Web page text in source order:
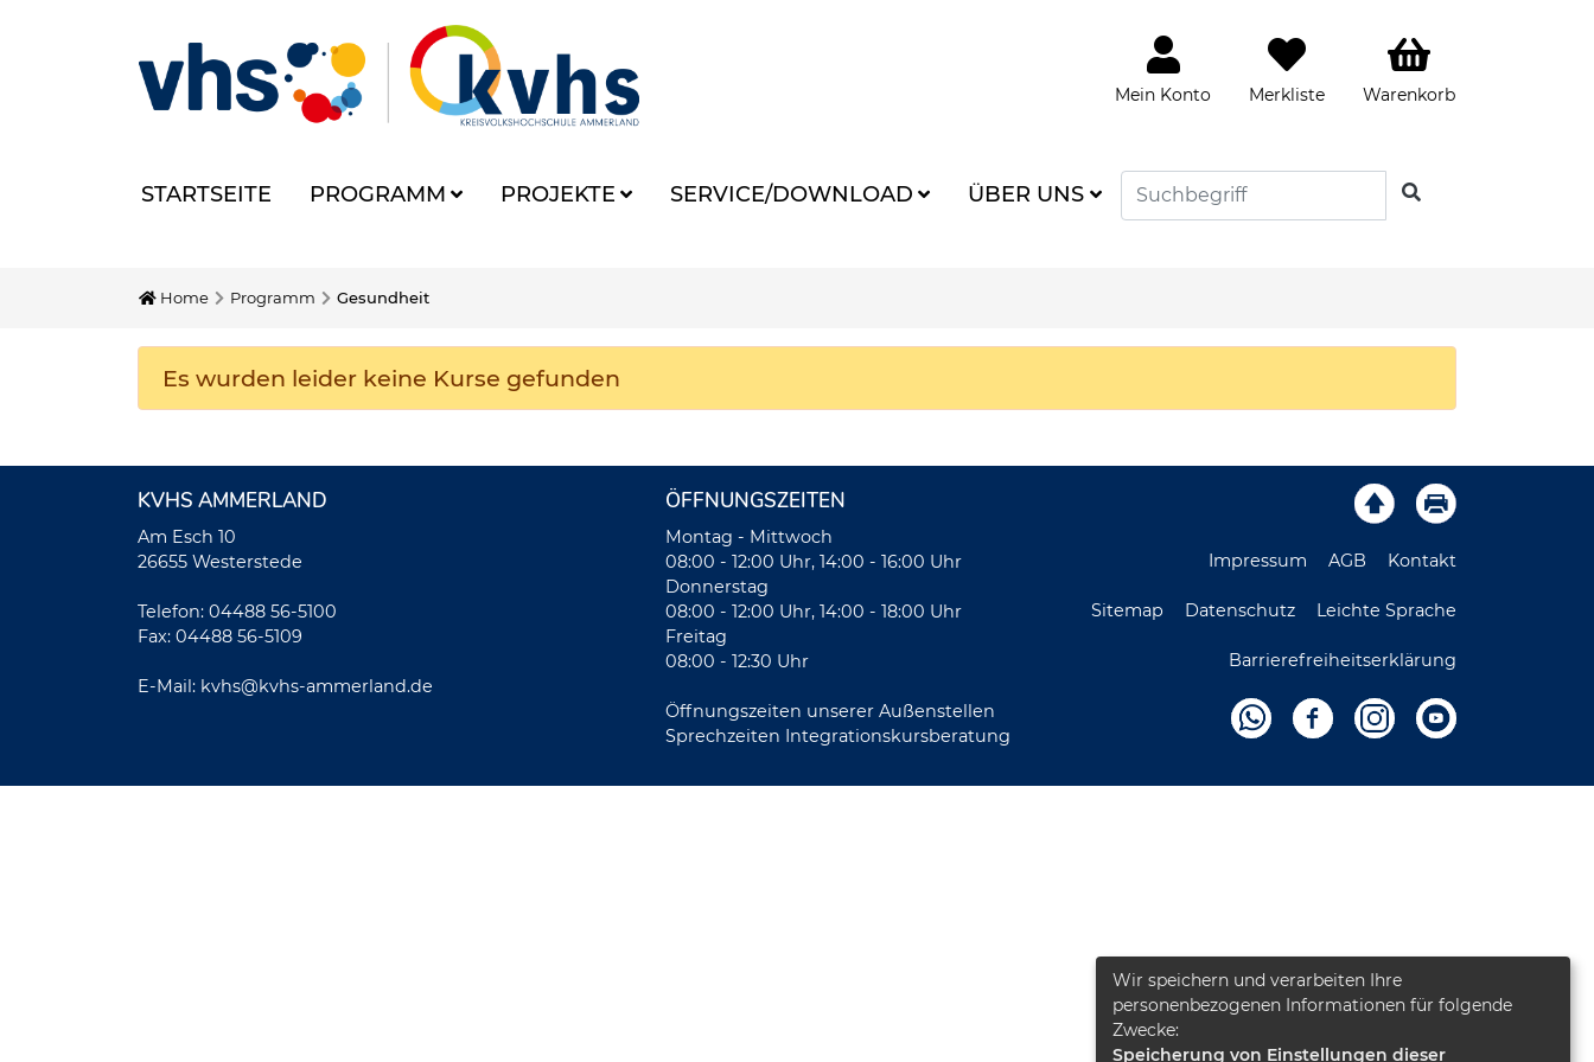
Mein Konto Merkliste Warenkorb
STARTSEITE PROGRAMM PROJEKTE SERVICE/DOWNLOAD ÜBER UNS SUCHEN
Home Programm Gesundheit
Es wurden leider keine Kurse gefunden
KVHS AMMERLAND
Am Esch 10
26655 Westerstede
Telefon: 04488 56-5100
Fax: 04488 56-5109
E-Mail: kvhs@kvhs-ammerland.de
ÖFFNUNGSZEITEN
Montag - Mittwoch
08:00 - 12:00 Uhr, 14:00 - 16:00 Uhr
Donnerstag
08:00 - 12:00 Uhr, 14:00 - 18:00 Uhr
Freitag
08:00 - 12:30 Uhr
Öffnungszeiten unserer Außenstellen
Sprechzeiten Integrationskursberatung
Impressum AGB Kontakt
Sitemap Datenschutz Leichte Sprache
Barrierefreiheitserklärung
Wir speichern und verarbeiten Ihre
personenbezogenen Informationen für folgende
Zwecke:
Speicherung von Einstellungen dieser